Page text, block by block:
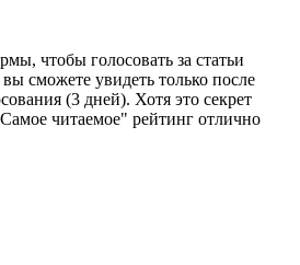
чтобы голосовать за статьи
сможете увидеть только после
(3 дней). Хотя это секрет
читаемое" рейтинг отлично